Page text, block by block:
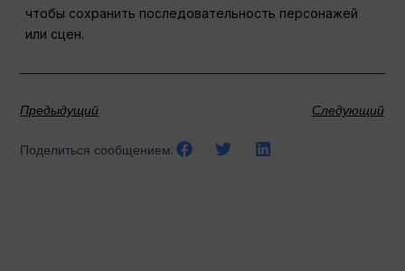
чтобы сохранить последовательность персонажей
или сцен.
Предыдущий Следующий
Поделиться сообщением: